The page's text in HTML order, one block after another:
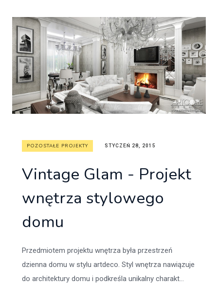
POZOSTAŁE PROJEKTY STYCZEŃ 28, 2015
Vintage Glam - Projekt
wnętrza stylowego
domu
Przedmiotem projektu wnętrza była przestrzeń
dzienna domu w stylu artdeco. Styl wnętrza nawiązuje
do architektury domu i podkreśla unikalny charakt...